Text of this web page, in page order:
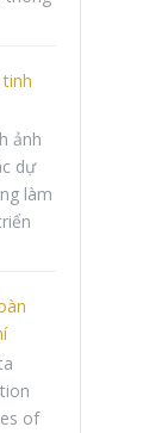
ảnh
dự
làm
of